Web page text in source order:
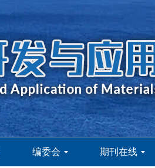
编委会 期刊在线